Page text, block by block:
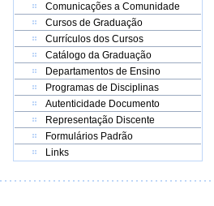
Comunicações a Comunidade
Cursos de Graduação
Currículos dos Cursos
Catálogo da Graduação
Departamentos de Ensino
Programas de Disciplinas
Autenticidade Documento
Representação Discente
Formulários Padrão
Links